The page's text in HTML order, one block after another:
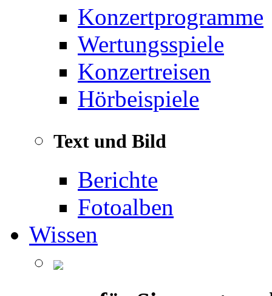
Konzertprogramme
Wertungsspiele
Konzertreisen
Hörbeispiele
Text und Bild
Berichte
Fotoalben
Wissen